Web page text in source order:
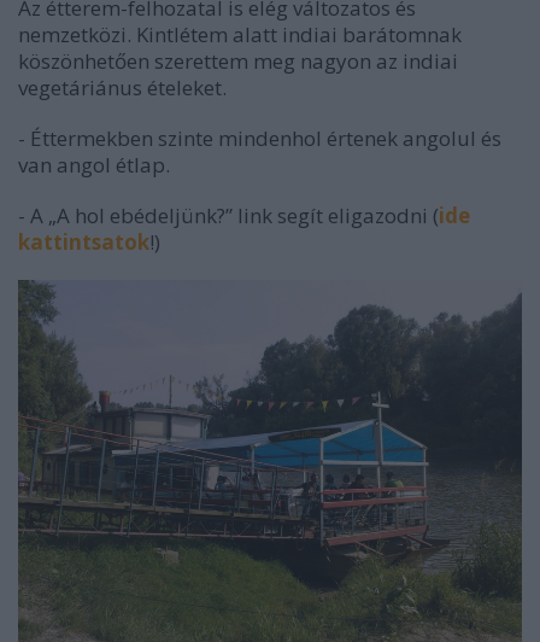
Az étterem-felhozatal is elég változatos és
nemzetközi. Kintlétem alatt indiai barátomnak
köszönhetően szerettem meg nagyon az indiai
vegetáriánus ételeket.
- Éttermekben szinte mindenhol értenek angolul és
van angol étlap.
- A „A hol ebédeljünk?” link segít eligazodni (ide
kattintsatok!)